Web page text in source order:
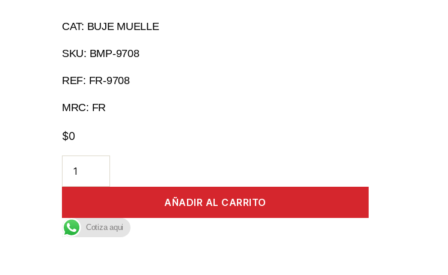
CAT: BUJE MUELLE
SKU: BMP-9708
REF: FR-9708
MRC: FR
$0
AÑADIR AL CARRITO
Cotiza aqui